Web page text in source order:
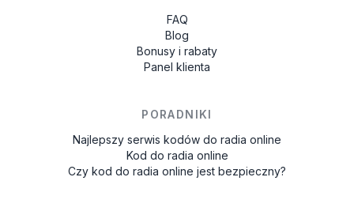
FAQ
Blog
Bonusy i rabaty
Panel klienta
PORADNIKI
Najlepszy serwis kodów do radia online
Kod do radia online
Czy kod do radia online jest bezpieczny?